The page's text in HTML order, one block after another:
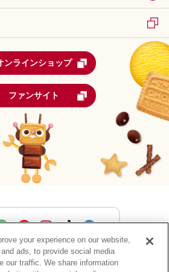
ンラインショップ
ファンサイト
式アカウント一覧
your experience on our website,
ads, to provide social media
our traffic. We share information